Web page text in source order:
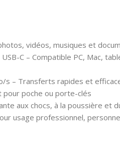
vidéos, musiques et
C – Compatible PC, Mac,
s – Transferts rapides et
pour poche ou porte-clés
aux chocs, à la poussière et
usage professionnel,